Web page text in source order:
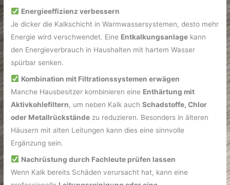
Energieeffizienz verbessern
Je dicker die Kalkschicht in Warmwassersystemen, desto mehr
Energie wird verschwendet. Eine Entkalkungsanlage kann
den Energieverbrauch in Haushalten mit hartem Wasser
spürbar senken.
Kombination mit Filtrationssystemen erwägen
Manche Hausbesitzer kombinieren eine Enthärtung mit
Aktivkohlefiltern, um neben Kalk auchSchadstoffe, Chlor
oder Metallrückstände zu reduzieren. Besonders in älteren
Häusern mit alten Leitungen kann dies eine sinnvolle
Ergänzung sein.
Nachrüstung durch Fachleute prüfen lassen
Wenn Kalk bereits Schäden verursacht hat, kann eine